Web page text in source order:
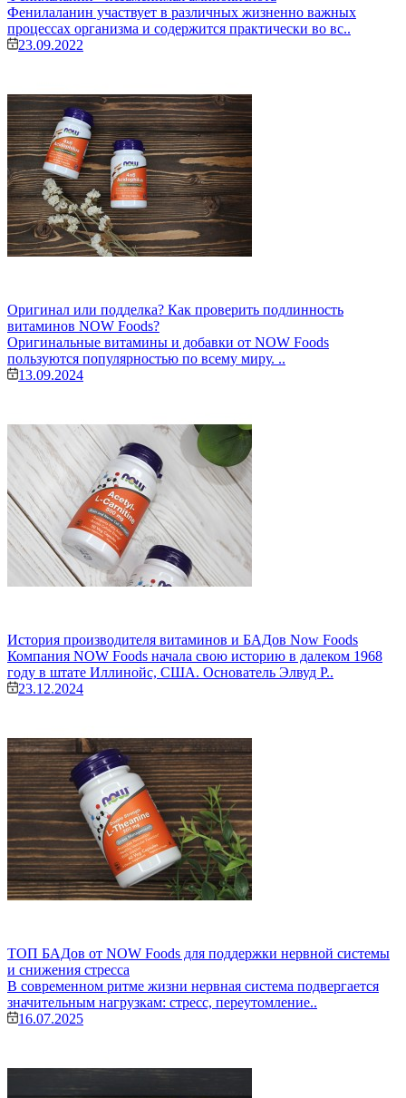
Фенилаланин участвует в различных жизненно важных
процессах организма и содержится практически во вс..
23.09.2022
Оригинал или подделка? Как проверить подлинность
витаминов NOW Foods?
Оригинальные витамины и добавки от NOW Foods
пользуются популярностью по всему миру. ..
13.09.2024
История производителя витаминов и БАДов Now Foods
Компания NOW Foods начала свою историю в далеком 1968
году в штате Иллинойс, США. Основатель Элвуд Р..
23.12.2024
ТОП БАДов от NOW Foods для поддержки нервной системы
и снижения стресса
В современном ритме жизни нервная система подвергается
значительным нагрузкам: стресс, переутомление..
16.07.2025